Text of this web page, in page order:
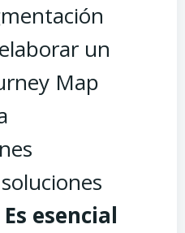
un
Map
Es esencial